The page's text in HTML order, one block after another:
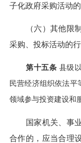
子化政府采购活动的
（六）其他限制
采购、投标活动的行
第十五条 县级
民营经济组织依法平
领域参与投资建设和
国家机关、事业
合作的，应当合理